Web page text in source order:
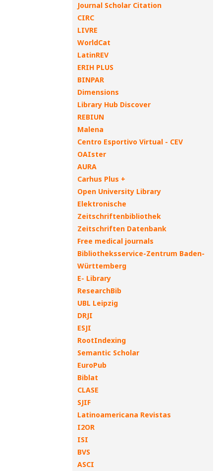
Journal Scholar Citation
CIRC
LIVRE
WorldCat
LatinREV
ERIH PLUS
BINPAR
Dimensions
Library Hub Discover
REBIUN
Malena
Centro Esportivo Virtual - CEV
OAIster
AURA
Carhus Plus +
Open University Library
Elektronische
Zeitschriftenbibliothek
Zeitschriften Datenbank
Free medical journals
Bibliotheksservice-Zentrum Baden-
Württemberg
E- Library
ResearchBib
UBL Leipzig
DRJI
ESJI
RootIndexing
Semantic Scholar
EuroPub
Biblat
CLASE
SJIF
Latinoamericana Revistas
I2OR
ISI
BVS
ASCI